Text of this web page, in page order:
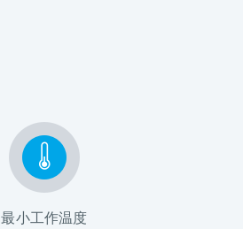
最小工作温度